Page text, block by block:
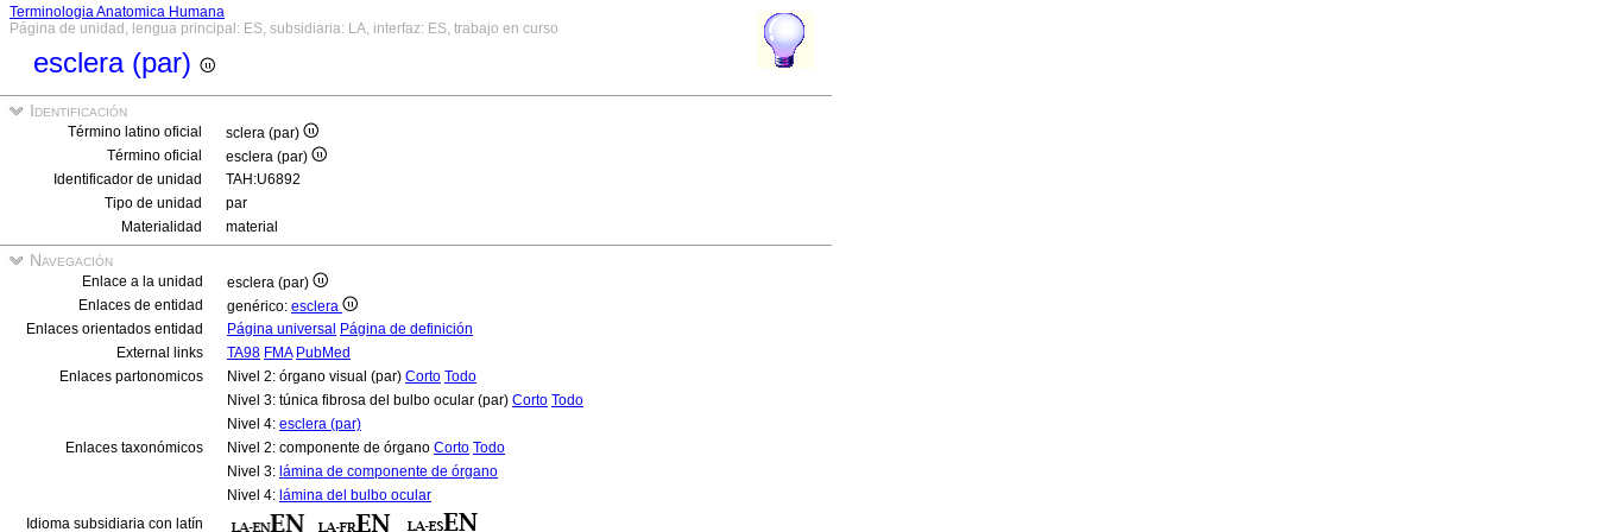
Terminologia Anatomica Humana
Página de unidad, lengua principal: ES, subsidiaria: LA, interfaz: ES, trabajo en curso
esclera (par)
Identificación
Término latino oficial
sclera (par)
Término oficial
esclera (par)
Identificador de unidad
TAH:U6892
Tipo de unidad
par
Materialidad
material
Navegación
Enlace a la unidad
esclera (par)
Enlaces de entidad
genérico: esclera
Enlaces orientados entidad
Página universal Página de definición
External links
TA98 FMA PubMed
Enlaces partonomicos
Nivel 2: órgano visual (par) Corto Todo
Nivel 3: túnica fibrosa del bulbo ocular (par) Corto Todo
Nivel 4: esclera (par)
Enlaces taxonómicos
Nivel 2: componente de órgano Corto Todo
Nivel 3: lámina de componente de órgano
Nivel 4: lámina del bulbo ocular
Idioma subsidiaria con latín